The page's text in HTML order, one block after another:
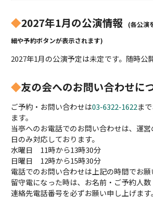
◆2027年1月の公演情報
(各公演
細や予約ボタンが表示されます)
2027年1月の公演予定は未定です。随時公
◆友の会へのお問い合わせに
ご予約・お問い合わせは03-6322-1622ま
ます。
当亭へのお電話でのお問い合わせは、運
日のみ対応しております。
水曜日 11時から13時30分
日曜日 12時から15時30分
電話でのお問い合わせは上記の時間でお願
留守電になった時は、お名前・ご予約人
連絡先電話番号を必ずお願い申し上げます。